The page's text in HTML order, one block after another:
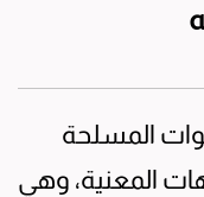
المسلحة
المعنية، وهي